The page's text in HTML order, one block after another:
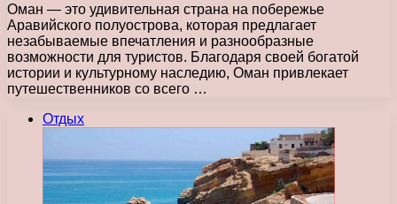
Оман — это удивительная страна на побережье
Аравийского полуострова, которая предлагает
незабываемые впечатления и разнообразные
возможности для туристов. Благодаря своей богатой
истории и культурному наследию, Оман привлекает
путешественников со всего …
Отдых